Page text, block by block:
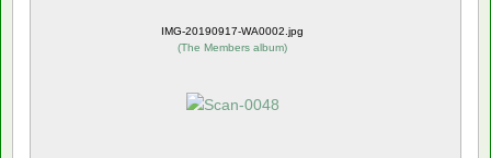
IMG-20190917-WA0002.jpg
(The Members album)